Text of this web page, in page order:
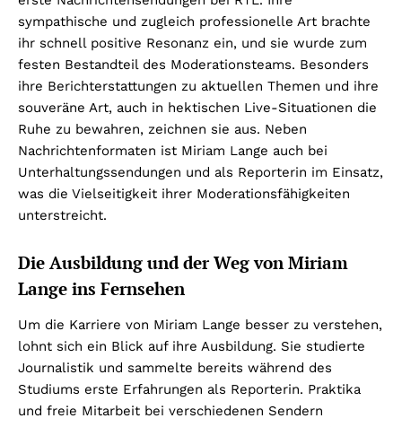
sympathische und zugleich professionelle Art brachte
ihr schnell positive Resonanz ein, und sie wurde zum
festen Bestandteil des Moderationsteams. Besonders
ihre Berichterstattungen zu aktuellen Themen und ihre
souveräne Art, auch in hektischen Live-Situationen die
Ruhe zu bewahren, zeichnen sie aus. Neben
Nachrichtenformaten ist Miriam Lange auch bei
Unterhaltungssendungen und als Reporterin im Einsatz,
was die Vielseitigkeit ihrer Moderationsfähigkeiten
unterstreicht.
Die Ausbildung und der Weg von Miriam
Lange ins Fernsehen
Um die Karriere von Miriam Lange besser zu verstehen,
lohnt sich ein Blick auf ihre Ausbildung. Sie studierte
Journalistik und sammelte bereits während des
Studiums erste Erfahrungen als Reporterin. Praktika
und freie Mitarbeit bei verschiedenen Sendern